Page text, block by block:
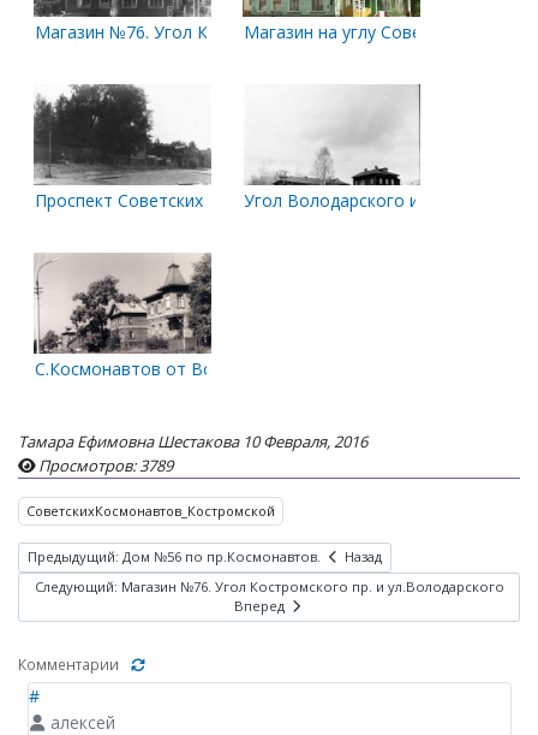
Магазин №76. Угол Костромского пр. и ул.Володарского
Магазин на углу Советских
Проспект Советских Космонавтов.Вид на дома №56 и
Угол Володарского и Космонавтов
С.Космонавтов от Володарского
Тамара Ефимовна Шестакова 10 Февраля, 2016
Просмотров: 3789
СоветскихКосмонавтов_Костромской
Предыдущий: Дом №56 по пр.Космонавтов.
Назад
Следующий: Магазин №76. Угол Костромского пр. и ул.Володарского
Вперед
Комментарии
#
алексей